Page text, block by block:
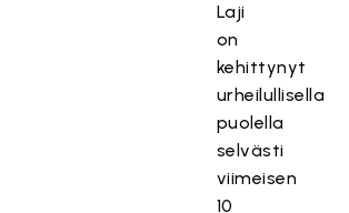
Laji
on
kehittynyt
urheilullisella
puolella
selvästi
viimeisen
10